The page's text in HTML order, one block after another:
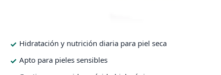
Hidratación y nutrición diaria para piel seca
Apto para pieles sensibles